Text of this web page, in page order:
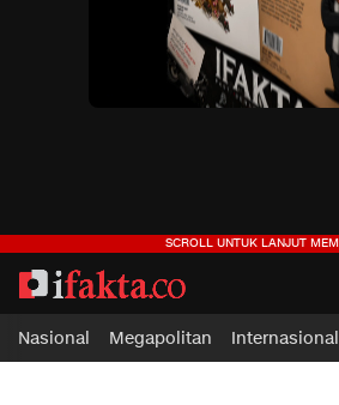
ifakta.co
#pastibenar
Nasional Megapolitan Internasional